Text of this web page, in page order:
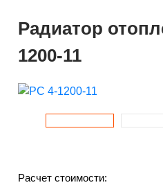
Радиатор
1200-11
Расчет стоимости: